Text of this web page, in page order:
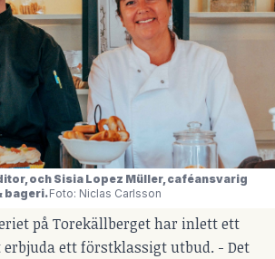
och Sisia Lopez Müller, caféansvarig
bageri. Foto: Niclas Carlsson
på Torekällberget har inlett ett
ett förstklassigt utbud. - Det